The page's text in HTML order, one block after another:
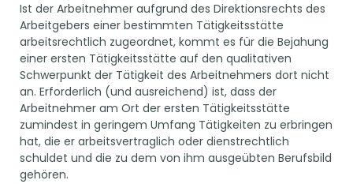
Ist der Arbeitnehmer aufgrund des Direktionsrechts des
Arbeitgebers einer bestimmten Tätigkeitsstätte
arbeitsrechtlich zugeordnet, kommt es für die Bejahung
einer ersten Tätigkeitsstätte auf den qualitativen
Schwerpunkt der Tätigkeit des Arbeitnehmers dort nicht
an. Erforderlich (und ausreichend) ist, dass der
Arbeitnehmer am Ort der ersten Tätigkeitsstätte
zumindest in geringem Umfang Tätigkeiten zu erbringen
hat, die er arbeitsvertraglich oder dienstrechtlich
schuldet und die zu dem von ihm ausgeübten Berufsbild
gehören.